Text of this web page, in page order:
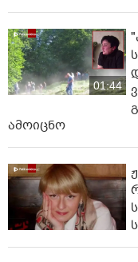
01:44
ამოიცნო